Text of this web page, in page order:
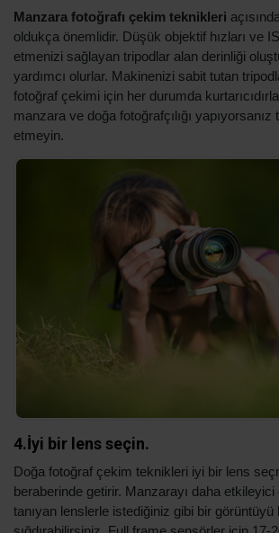
Manzara fotoğrafı çekim teknikleri
oldukça önemlidir. Düşük objektif hızları ve
etmenizi sağlayan tripodlar alan derinliği
yardımcı olurlar. Makinenizi sabit tutan
fotoğraf çekimi için her durumda
manzara ve doğa fotoğrafçılığı yapıyorsanız
etmeyin.
4.İyi bir lens seçin.
Doğa fotoğraf çekim teknikleri iyi bir lens
beraberinde getirir. Manzarayı daha
tanıyan lenslerle istediğiniz gibi bir görüntüyü